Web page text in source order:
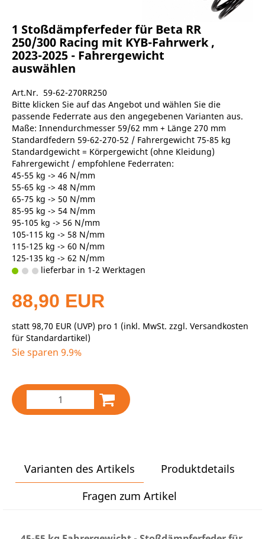
1 Stoßdämpferfeder für Beta RR
250/300 Racing mit KYB-Fahrwerk ,
2023-2025 - Fahrergewicht
auswählen
Art.Nr. 59-62-270RR250
Bitte klicken Sie auf das Angebot und wählen Sie die
passende Federrate aus den angegebenen Varianten aus.
Maße: Innendurchmesser 59/62 mm + Länge 270 mm
Standardfedern 59-62-270-52 / Fahrergewicht 75-85 kg
Standardgewicht = Körpergewicht (ohne Kleidung)
Fahrergewicht / empfohlene Federraten:
45-55 kg -> 46 N/mm
55-65 kg -> 48 N/mm
65-75 kg -> 50 N/mm
85-95 kg -> 54 N/mm
95-105 kg -> 56 N/mm
105-115 kg -> 58 N/mm
115-125 kg -> 60 N/mm
125-135 kg -> 62 N/mm
lieferbar in 1-2 Werktagen
88,90 EUR
statt 98,70 EUR (UVP) pro 1 (inkl. MwSt. zzgl. Versandkosten
für Standardartikel)
Sie sparen 9.9%
Varianten des Artikels
Produktdetails
Fragen zum Artikel